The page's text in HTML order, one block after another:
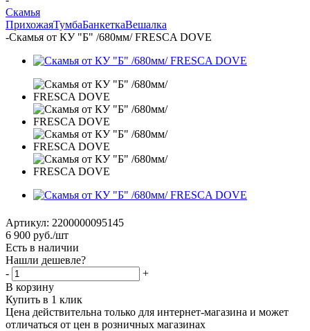
Скамья
ПрихожаяТумбаБанкеткаВешалка
-Скамья от КУ "Б" /680мм/ FRESCA DOVE
Артикул: 2200000095145
6 900 руб./шт
Есть в наличии
Нашли дешевле?
-
+
В корзину
Купить в 1 клик
Цена действительна только для интернет-магазина и может
отличаться от цен в розничных магазинах